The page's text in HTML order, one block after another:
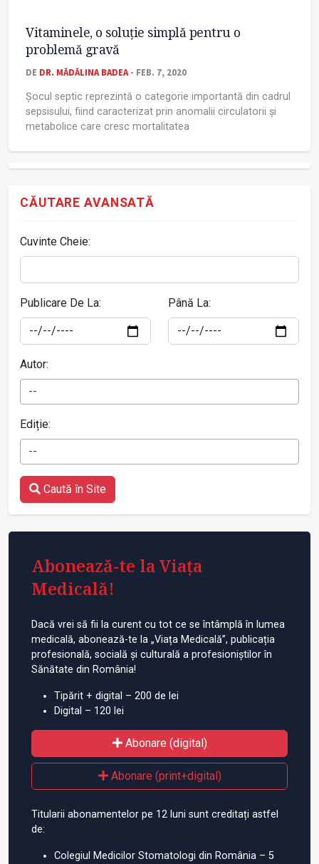
Vitaminele, o soluție simplă pentru o
problemă gravă
DE DR. MĂDĂLINA BADEA- FEB. 7, 2020
Șocul septic reprezintă o categorie importantă din cadrul
sepsisului, fiind caracterizat prin anomalii circulatorii și
metabolice care cresc mortalitatea
CĂUTARE AVANSATĂ
Cuvinte Cheie:
Publicare De La: Până La:
Autor:
--
Ediție:
--
Caută în Site
Abonează-te la Viața
Medicală!
Dacă vrei să fii la curent cu tot ce se întâmplă în lumea
medicală, abonează-te la „Viața Medicală”, publicația
profesională, socială și culturală a profesioniștilor în
Sănătate din România!
Tipărit + digital – 200 de lei
Digital – 120 lei
Abonare (digital)
Abonare (print+digital)
Titularii abonamentelor pe 12 luni sunt creditați astfel
de:
Colegiul Medicilor Stomatologi din România – 5